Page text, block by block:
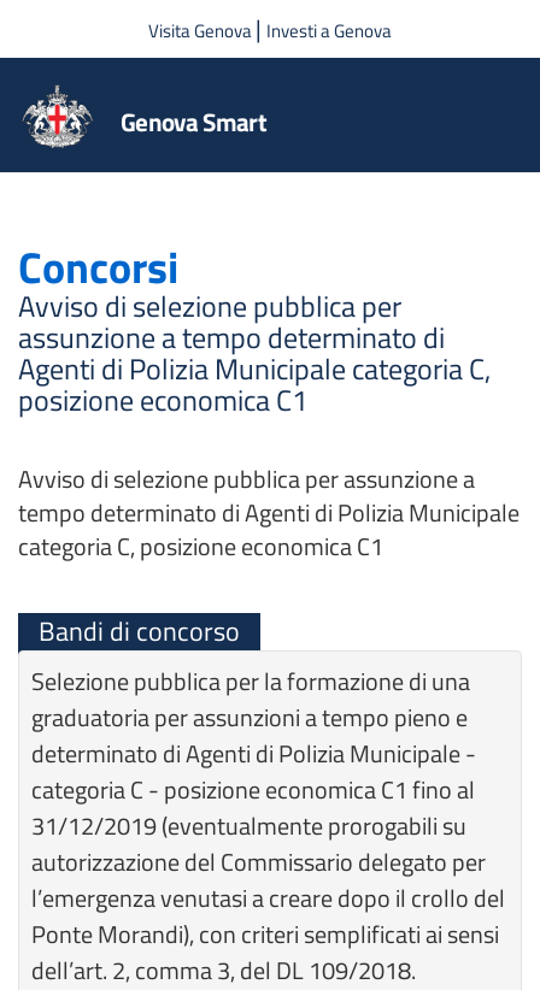
Salta al contenuto principale
Visita Genova| Investi a Genova
Genova Smart
Concorsi
Avviso di selezione pubblica per
assunzione a tempo determinato di
Agenti di Polizia Municipale categoria C,
posizione economica C1
Avviso di selezione pubblica per assunzione a
tempo determinato di Agenti di Polizia Municipale
categoria C, posizione economica C1
Bandi di concorso
Selezione pubblica per la formazione di una
graduatoria per assunzioni a tempo pieno e
determinato di Agenti di Polizia Municipale -
categoria C - posizione economica C1 fino al
31/12/2019 (eventualmente prorogabili su
autorizzazione del Commissario delegato per
l’emergenza venutasi a creare dopo il crollo del
Ponte Morandi), con criteri semplificati ai sensi
dell’art. 2, comma 3, del DL 109/2018.